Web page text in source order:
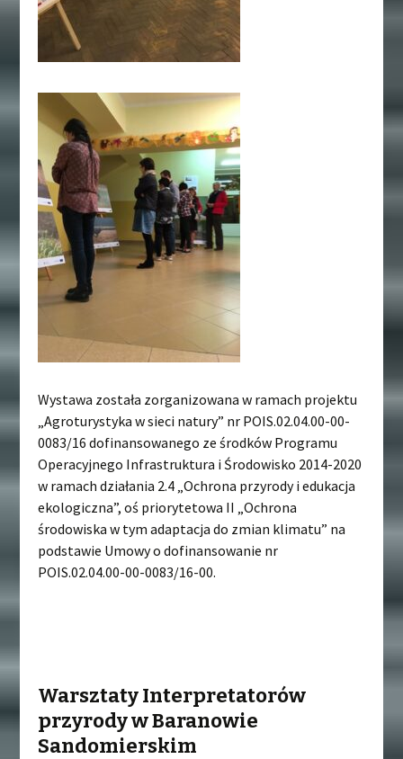
Wystawa została zorganizowana w ramach projektu
„Agroturystyka w sieci natury” nr POIS.02.04.00-00-
0083/16 dofinansowanego ze środków Programu
Operacyjnego Infrastruktura i Środowisko 2014-2020
w ramach działania 2.4 „Ochrona przyrody i edukacja
ekologiczna”, oś priorytetowa II „Ochrona
środowiska w tym adaptacja do zmian klimatu” na
podstawie Umowy o dofinansowanie nr
POIS.02.04.00-00-0083/16-00.
Warsztaty Interpretatorów
przyrody w Baranowie
Sandomierskim